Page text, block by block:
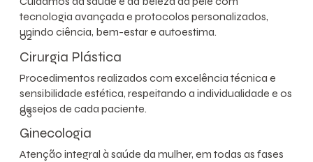
tecnologia avançada e protocolos personalizados,
unindo ciência, bem-estar e autoestima.
02
Cirurgia Plástica
Procedimentos realizados com excelência técnica e
sensibilidade estética, respeitando a individualidade e os
desejos de cada paciente.
03
Ginecologia
Atenção integral à saúde da mulher, em todas as fases